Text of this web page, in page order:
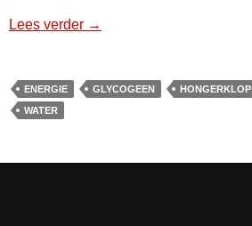
Lees verder Voeding voor de jeugd
→
ENERGIE GLYCOGEEN HONGERKLOP
WATER